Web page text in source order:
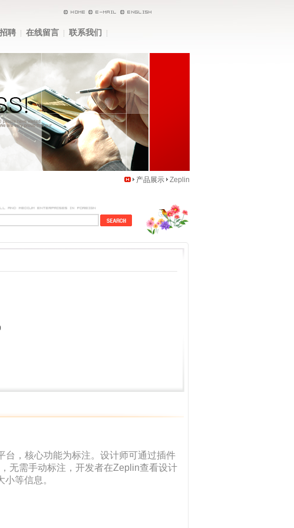
聘 在线留言 联系我们
产品展示 Zeplin
，核心功能为标注。设计师可通过插件
无需手动标注，开发者在Zeplin查看设计
等信息。